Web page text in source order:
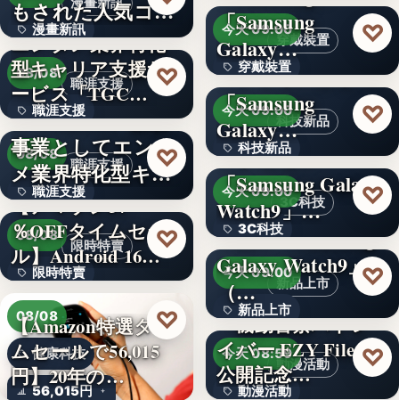
漫畫新訊
文字
もされた人気コミ
ック！…
職涯支援
08/08
職涯支援
330,000
エンタメ業界特化
型キャリア支援サ
ービス「TGC…
♡
職涯支援
08/08
職涯支援
文字
W TOKYO、新規
事業としてエンタ
メ業界特化型キャ
リア…
♡
限時特賣
08/08
限時特賣
15,800円
【アマゾン37
％OFFタイムセー
ル】Android 16…
♡
08/08
健康科技
56,015円
【Amazon特選タイ
ムセールで56,015
円】20年の…
♡
文字
穿戴裝置
今天 09:00
穿戴裝置
文字
「Samsung
Galaxy…
♡
科技新品
今天 09:00
科技新品
文字
＜ソフトバンク＞
「Samsung
Galaxy…
♡
3C科技
今天 09:00
3C科技
文字
＜ドコモ＞
「Samsung Galaxy
Watch9」…
♡
新品上市
今天 09:00
新品上市
文字
＜au＞「Samsung
Galaxy Watch9」
（…
♡
動漫活動
今天 08:59
動漫活動
『機動警察パトレ
イバー EZY File 2』
公開記念…
♡